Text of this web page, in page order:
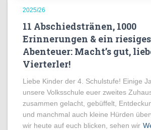
2025/26
11 Abschiedstränen, 1000
Erinnerungen & ein
Abenteuer: Macht’s gut,
Vierterler!
Liebe Kinder der 4. Schulstufe! Einige
unsere Volksschule euer zweites
zusammen gelacht, gebüffelt,
und manchmal auch kleine Hürden
wir heute auf euch blicken, sehen wir